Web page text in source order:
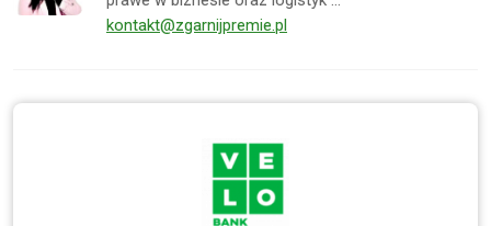
kontakt@zgarnijpremie.pl